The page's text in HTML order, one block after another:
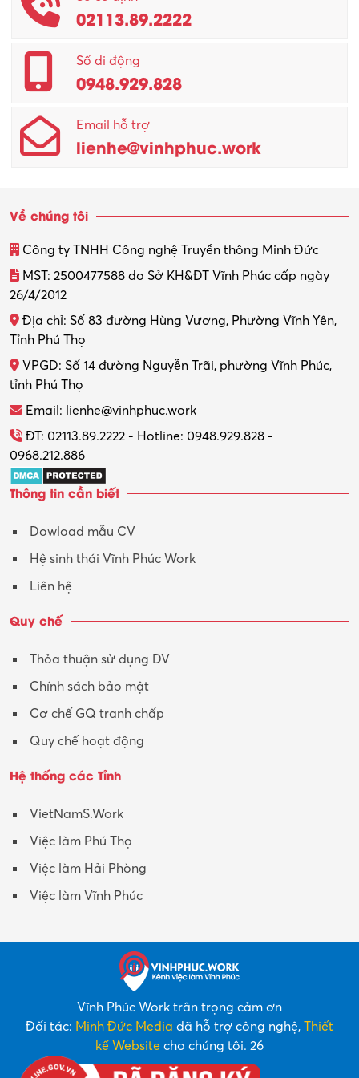
Promotion Girl (PG)
Quản lý – Giám đốc
Quản lý chất lượng – QC
Quản lý sản xuất
Quản trị kinh doanh
Thiết kế nội thất
Thợ máy – Ô tô – Xe máy
Thực tập
Tổ chức sự kiện – Quà tặng
Trợ lý
Tư vấn
Tư vấn – Kiến trúc
Y tế-Dược
02113.89.2222
Số di động
0948.929.828
Email hỗ trợ
lienhe@vinhphuc.work
Về chúng tôi
Công ty TNHH Công nghệ Truyền thông Minh Đức
MST: 2500477588 do Sở KH&ĐT Vĩnh Phúc cấp ngày
26/4/2012
Địa chỉ: Số 83 đường Hùng Vương, Phường Vĩnh Yên,
Tỉnh Phú Thọ
VPGD: Số 14 đường Nguyễn Trãi, phường Vĩnh Phúc,
tỉnh Phú Thọ
Email: lienhe@vinhphuc.work
ĐT: 02113.89.2222 - Hotline: 0948.929.828 -
0968.212.886
Thông tin cần biết
Dowload mẫu CV
Hệ sinh thái Vĩnh Phúc Work
Liên hệ
Quy chế
Thỏa thuận sử dụng DV
Chính sách bảo mật
Cơ chế GQ tranh chấp
Quy chế hoạt động
Hệ thống các Tỉnh
VietNamS.Work
Việc làm Phú Thọ
Việc làm Hải Phòng
Việc làm Vĩnh Phúc
Vĩnh Phúc Work trân trọng cảm ơn
Đối tác: Minh Đức Media đã hỗ trợ công nghệ, Thiết
kế Website cho chúng tôi. 26